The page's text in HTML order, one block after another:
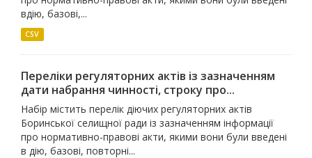
вдію, базові,...
CSV
Переліки регуляторних актів із зазначенням
дати набрання чинності, строку про...
Набір містить перелік діючих регуляторних актів
Боринської селищної ради із зазначенням інформації
про нормативно-правові акти, якими вони були введені
в дію, базові, повторні...